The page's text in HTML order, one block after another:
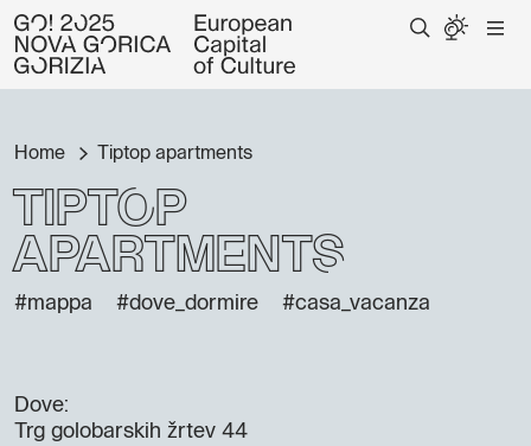
Home Tiptop apartments
Tiptop
apartments
#mappa #dove_dormire #casa_vacanza
Dove:
Trg golobarskih žrtev 44